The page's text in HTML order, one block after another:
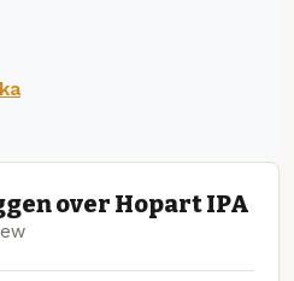
over Hopart IPA